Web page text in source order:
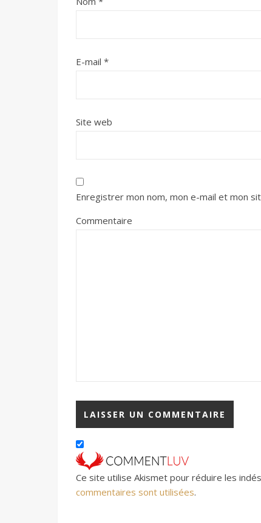
E-mail *
Site web
Enregistrer mon nom, mon e-mail et mon
Commentaire
Ce site utilise Akismet pour réduire les
commentaires sont utilisées.